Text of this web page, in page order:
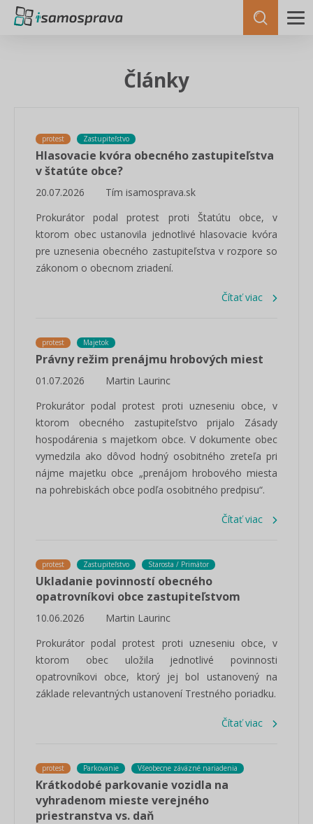
Články
protest Zastupiteľstvo
Hlasovacie kvóra obecného zastupiteľstva
v štatúte obce?
20.07.2026
Tím isamosprava.sk
Prokurátor podal protest proti Štatútu obce, v
ktorom obec ustanovila jednotlivé hlasovacie kvóra
pre uznesenia obecného zastupiteľstva v rozpore so
zákonom o obecnom zriadení.
Čítať viac
protest Majetok
Právny režim prenájmu hrobových miest
01.07.2026
Martin Laurinc
Prokurátor podal protest proti uzneseniu obce, v
ktorom obecného zastupiteľstvo prijalo Zásady
hospodárenia s majetkom obce. V dokumente obec
vymedzila ako dôvod hodný osobitného zreteľa pri
nájme majetku obce „prenájom hrobového miesta
na pohrebiskách obce podľa osobitného predpisu“.
Čítať viac
protest Zastupiteľstvo Starosta / Primátor
Ukladanie povinností obecného
opatrovníkovi obce zastupiteľstvom
10.06.2026
Martin Laurinc
Prokurátor podal protest proti uzneseniu obce, v
ktorom obec uložila jednotlivé povinnosti
opatrovníkovi obce, ktorý jej bol ustanovený na
základe relevantných ustanovení Trestného poriadku.
Čítať viac
protest Parkovanie Všeobecne záväzné nariadenia
Krátkodobé parkovanie vozidla na
vyhradenom mieste verejného
priestranstva vs. daň